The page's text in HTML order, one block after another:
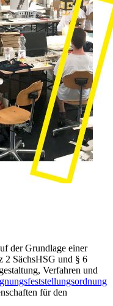
der Grundlage einer
2 SächsHSG und § 6
Verfahren und
für den